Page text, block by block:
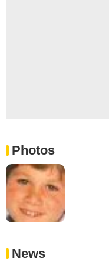
Photos
News